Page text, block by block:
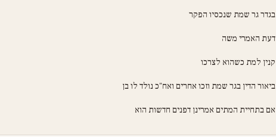
בגדר גר שמת שנכסיו הפקר
דעת האמרי משה
קנין למת כשהוא לצרכו
ביאור הדין בגר שמת וזכו אחרים ואח"כ נולד לו בן
אם בתחיית המתים אמרינן דפנים חדשות הוא